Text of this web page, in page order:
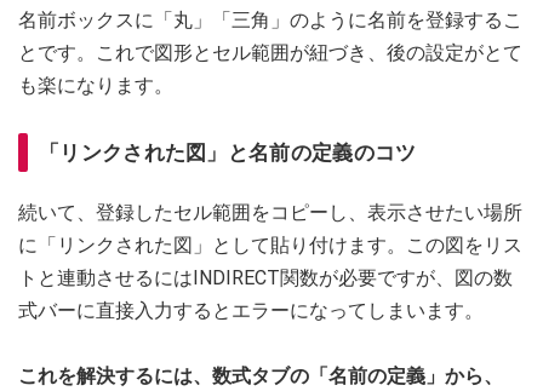
名前ボックスに「丸」「三角」のように名前を登録するこ
とです。これで図形とセル範囲が紐づき、後の設定がとて
も楽になります。
「リンクされた図」と名前の定義のコツ
続いて、登録したセル範囲をコピーし、表示させたい場所
に「リンクされた図」として貼り付けます。この図をリス
トと連動させるにはINDIRECT関数が必要ですが、図の数
式バーに直接入力するとエラーになってしまいます。
これを解決するには、数式タブの「名前の定義」から、